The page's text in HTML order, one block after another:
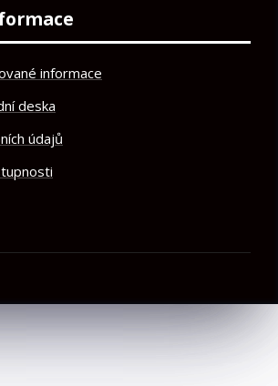
informace
deska
údajů